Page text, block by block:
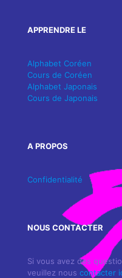
APPRENDRE LE
Alphabet Coréen
Cours de Coréen
Alphabet Japonais
Cours de Japonais
A PROPOS
Confidentialité
NOUS CONTACTER
Si vous avez des
veuillez nous contacter